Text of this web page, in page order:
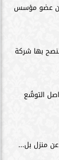
عضو مؤسس
بها شركة
التوسُّع
منزل بل...